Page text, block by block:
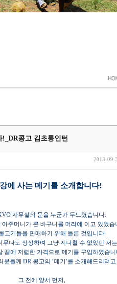
콩고 김초롱인턴
2013-09-
에 사는 메기를 소개합니다!
사무실의 문을 누군가 두드렸습니다.
아주머니가 큰 바구니를 머리에 이고 있었습
고기들을 판매하기 위해 들른 것입니다.
무나도 싱싱하여 그냥 지나칠 수 없었던 저는
끝에 저렴한 가격으로 메기를 구입하였습니
분들께 DR 콩고의 ‘메기’를 소개해드리려
그 전에 앞서 먼저,